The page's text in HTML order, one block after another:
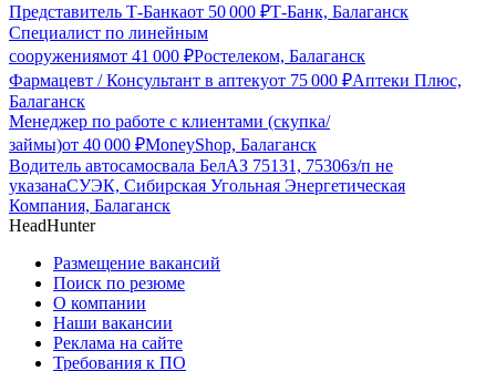
Представитель Т-Банкаот 50 000 ₽Т-Банк, Балаганск
Специалист по линейным
сооружениямот 41 000 ₽Ростелеком, Балаганск
Фармацевт / Консультант в аптекуот 75 000 ₽Аптеки Плюс,
Балаганск
Менеджер по работе с клиентами (скупка/
займы)от 40 000 ₽MoneyShop, Балаганск
Водитель автосамосвала БелАЗ 75131, 75306з/п не
указанаСУЭК, Сибирская Угольная Энергетическая
Компания, Балаганск
HeadHunter
Размещение вакансий
Поиск по резюме
О компании
Наши вакансии
Реклама на сайте
Требования к ПО